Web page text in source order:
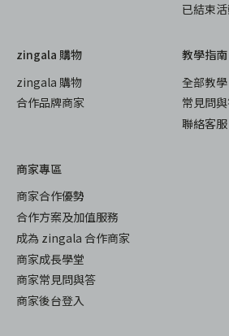
已結束
zingala 購物
zingala 購物
合作品牌商家
教學指南
全部教學
常見問
聯絡客服
商家專區
商家合作優勢
合作方案及加值服務
成為 zingala 合作商家
商家成長學堂
商家常見問與答
商家後台登入